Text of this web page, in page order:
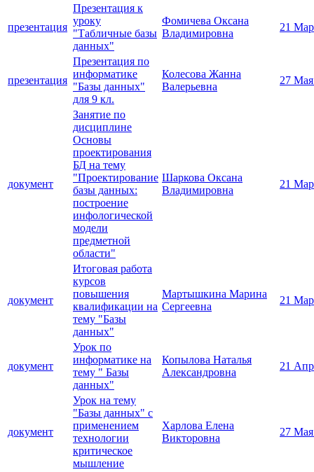
презентация
Презентация к
уроку
"Табличные базы
данных"
Фомичева Оксана
Владимировна
21
презентация
Презентация по
информатике
"Базы данных"
для 9 кл.
Колесова Жанна
Валерьевна
27
документ
Занятие по
дисциплине
Основы
проектирования
БД на тему
"Проектирование
базы данных:
построение
инфологической
модели
предметной
области"
Шаркова Оксана
Владимировна
21
документ
Итоговая работа
курсов
повышения
квалификации на
тему "Базы
данных"
Мартышкина Марина
Сергеевна
21
документ
Урок по
информатике на
тему " Базы
данных"
Копылова Наталья
Александровна
21
документ
Урок на тему
"Базы данных" с
применением
технологии
критическое
мышление
Харлова Елена
Викторовна
27